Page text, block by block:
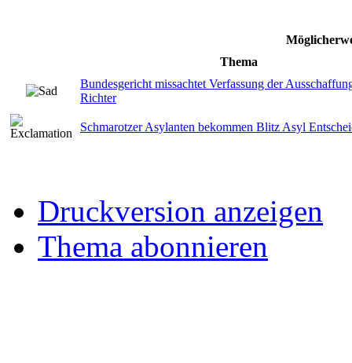
Thema
Bundesgericht missachtet Verfassung der
Richter
Schmarotzer Asylanten bekommen Blitz Asyl
Druckversion anzeigen
Thema abonnieren